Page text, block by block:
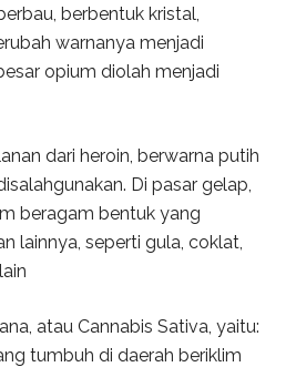
berbentuk kristal,
warnanya menjadi
opium diolah menjadi
dari heroin, berwarna putih
Di pasar gelap,
beragam bentuk yang
lainnya, seperti gula, coklat,
atau Cannabis Sativa, yaitu:
tumbuh di daerah beriklim